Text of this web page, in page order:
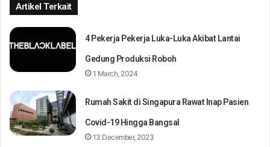
Artikel Terkait
4 Pekerja Pekerja Luka-Luka Akibat Lantai
Gedung Produksi Roboh
1 March, 2024
Rumah Sakit di Singapura Rawat Inap Pasien
Covid-19 Hingga Bangsal
13 December, 2023